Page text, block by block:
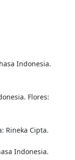
Indonesia.
Flores:
Rineka Cipta.
Indonesia.